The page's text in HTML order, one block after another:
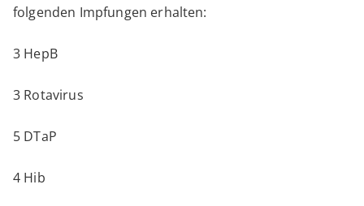
folgenden Impfungen erhalten:
3 HepB
3 Rotavirus
5 DTaP
4 Hib